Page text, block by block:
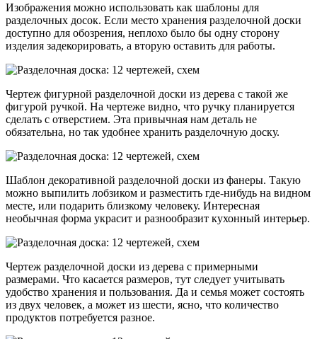
Изображения можно использовать как шаблоны для
разделочных досок. Если место хранения разделочной доски
доступно для обозрения, неплохо было бы одну сторону
изделия задекорировать, а вторую оставить для работы.
Чертеж фигурной разделочной доски из дерева с такой же
фигурой ручкой. На чертеже видно, что ручку планируется
сделать с отверстием. Эта привычная нам деталь не
обязательна, но так удобнее хранить разделочную доску.
Шаблон декоративной разделочной доски из фанеры. Такую
можно выпилить лобзиком и разместить где-нибудь на видном
месте, или подарить близкому человеку. Интересная
необычная форма украсит и разнообразит кухонный интерьер.
Чертеж разделочной доски из дерева с примерными
размерами. Что касается размеров, тут следует учитывать
удобство хранения и пользования. Да и семья может состоять
из двух человек, а может из шести, ясно, что количество
продуктов потребуется разное.